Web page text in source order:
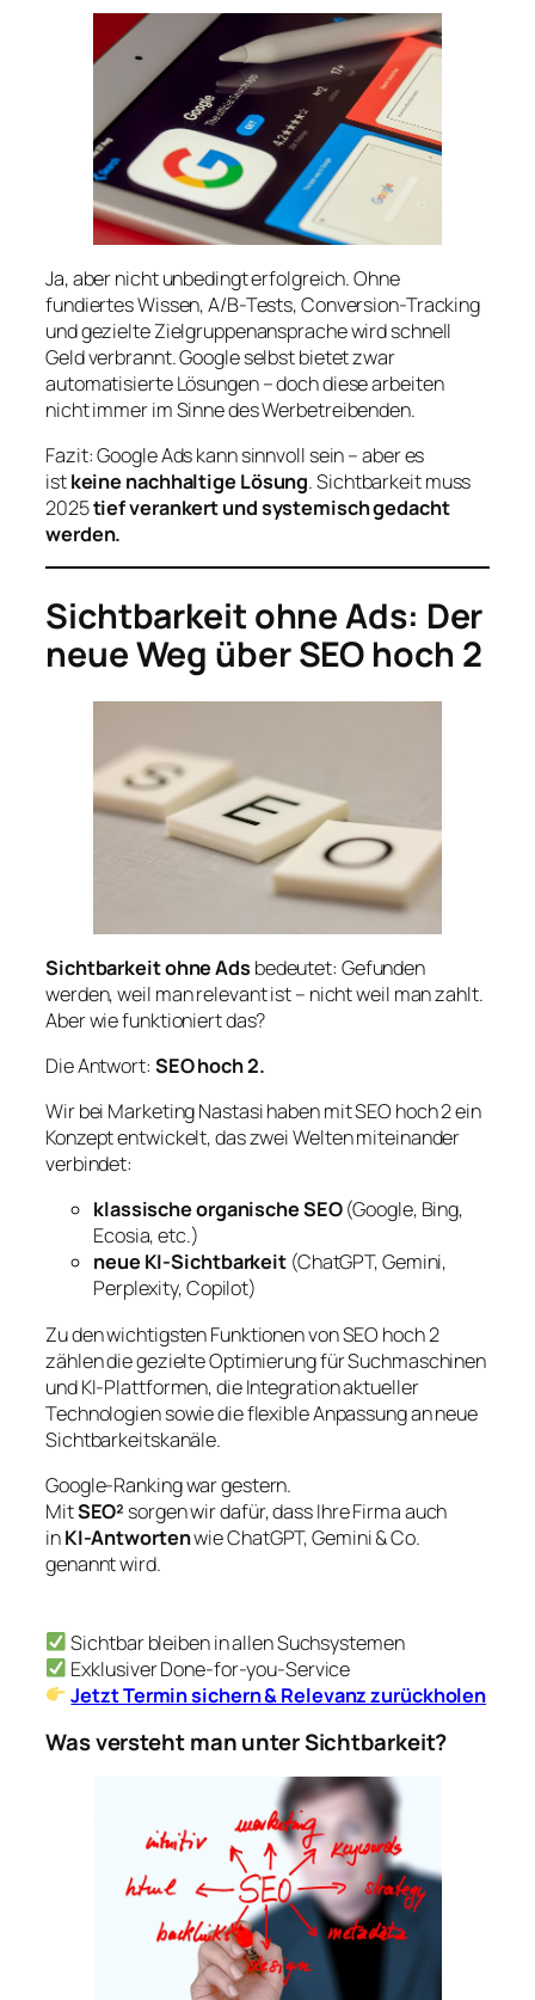
Ja, aber nicht unbedingt erfolgreich. Ohne
fundiertes Wissen, A/B-Tests, Conversion-Tracking
und gezielte Zielgruppenansprache wird schnell
Geld verbrannt. Google selbst bietet zwar
automatisierte Lösungen – doch diese arbeiten
nicht immer im Sinne des Werbetreibenden.
Fazit: Google Ads kann sinnvoll sein – aber es
istkeine nachhaltige Lösung. Sichtbarkeit muss
2025tief verankert und systemisch gedacht
werden.
Sichtbarkeit ohne Ads: Der
neue Weg über SEO hoch 2
Sichtbarkeit ohne Ads bedeutet: Gefunden
werden, weil man relevant ist – nicht weil man zahlt.
Aber wie funktioniert das?
Die Antwort: SEO hoch 2.
Wir bei Marketing Nastasi haben mit SEO hoch 2 ein
Konzept entwickelt, das zwei Welten miteinander
verbindet:
klassische organische SEO(Google, Bing,
Ecosia, etc.)
neue KI-Sichtbarkeit (ChatGPT, Gemini,
Perplexity, Copilot)
Zu den wichtigsten Funktionen von SEO hoch 2
zählen die gezielte Optimierung für Suchmaschinen
und KI-Plattformen, die Integration aktueller
Technologien sowie die flexible Anpassung an neue
Sichtbarkeitskanäle.
Google-Ranking war gestern.
MitSEO² sorgen wir dafür, dass Ihre Firma auch
inKI-Antwortenwie ChatGPT, Gemini & Co.
genannt wird.
Sichtbar bleiben in allen Suchsystemen
Exklusiver Done-for-you-Service
Jetzt Termin sichern & Relevanz zurückholen
Was versteht man unter Sichtbarkeit?